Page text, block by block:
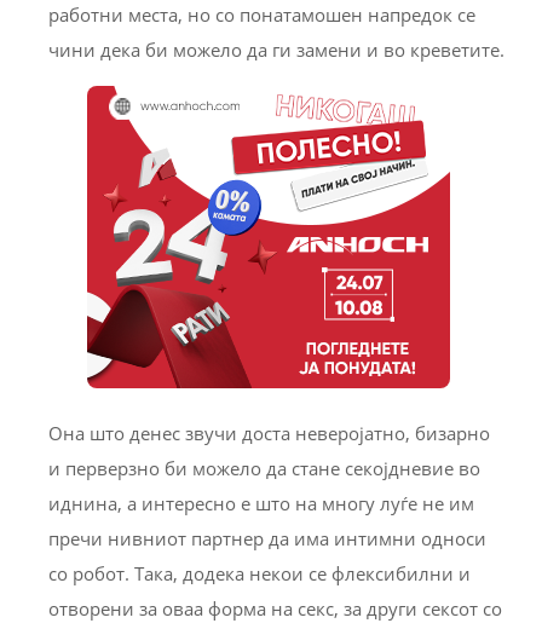
работни места, но со понатамошен напредок се
чини дека би можело да ги замени и во креветите.
Она што денес звучи доста неверојатно, бизарно
и перверзно би можело да стане секојдневие во
иднина, а интересно е што на многу луѓе не им
пречи нивниот партнер да има интимни односи
со робот. Така, додека некои се флексибилни и
отворени за оваа форма на секс, за други сексот со